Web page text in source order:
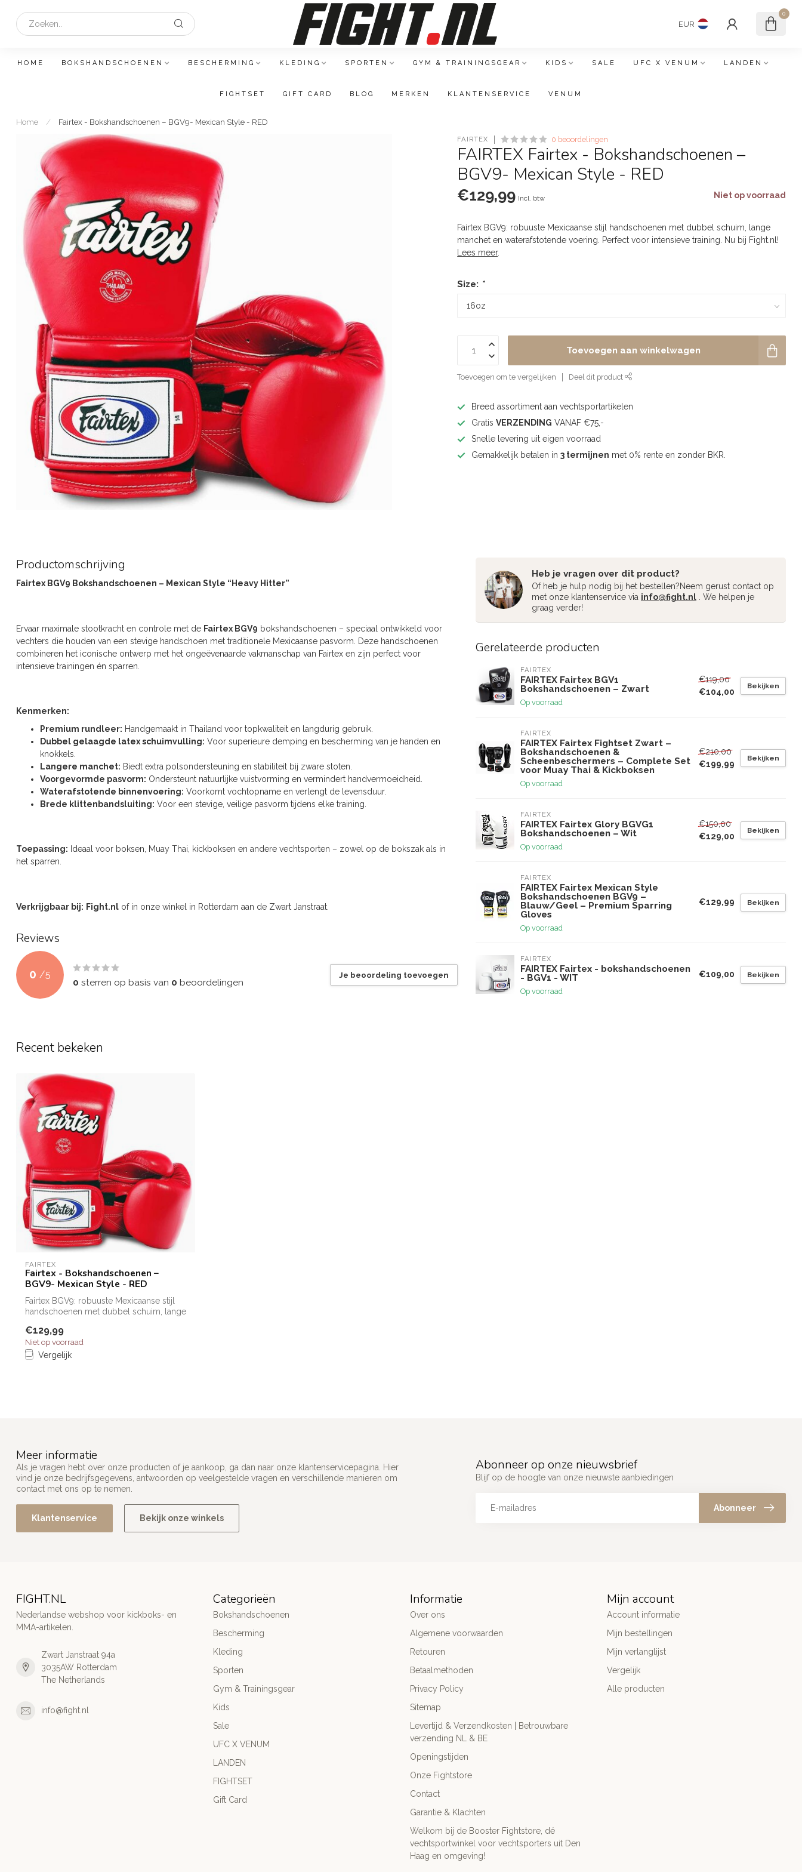
EUR
0
HOME BOKSHANDSCHOENEN BESCHERMING KLEDING SPORTEN GYM & TRAININGSGEAR KIDS SALE UFC X VENUM LANDEN
FIGHTSET GIFT CARD BLOG MERKEN KLANTENSERVICE VENUM
Home / Fairtex - Bokshandschoenen – BGV9- Mexican Style - RED
FAIRTEX 0 beoordelingen
FAIRTEX Fairtex - Bokshandschoenen –
BGV9- Mexican Style - RED
€129,99 Incl. btw Niet op voorraad
Fairtex BGV9: robuuste Mexicaanse stijl handschoenen met dubbel schuim, lange
manchet en waterafstotende voering. Perfect voor intensieve training. Nu bij Fight.nl!
Lees meer.
Size: *
Toevoegen aan winkelwagen
Toevoegen om te vergelijken Deel dit product
Breed assortiment aan vechtsportartikelen
GratisVERZENDING VANAF €75,-
Snelle levering uit eigen voorraad
Gemakkelijk betalen in3 termijnen met 0% rente en zonder BKR.
Productomschrijving
Fairtex BGV9 Bokshandschoenen – Mexican Style “Heavy Hitter”
Ervaar maximale stootkracht en controle met de Fairtex BGV9 bokshandschoenen – speciaal ontwikkeld voor
vechters die houden van een stevige handschoen met traditionele Mexicaanse pasvorm. Deze handschoenen
combineren het iconische ontwerp met het ongeëvenaarde vakmanschap van Fairtex en zijn perfect voor
intensieve trainingen én sparren.
Kenmerken:
Premium rundleer: Handgemaakt in Thailand voor topkwaliteit en langdurig gebruik.
Dubbel gelaagde latex schuimvulling: Voor superieure demping en bescherming van je handen en
knokkels.
Langere manchet: Biedt extra polsondersteuning en stabiliteit bij zware stoten.
Voorgevormde pasvorm: Ondersteunt natuurlijke vuistvorming en vermindert handvermoeidheid.
Waterafstotende binnenvoering: Voorkomt vochtopname en verlengt de levensduur.
Brede klittenbandsluiting: Voor een stevige, veilige pasvorm tijdens elke training.
Toepassing: Ideaal voor boksen, Muay Thai, kickboksen en andere vechtsporten – zowel op de bokszak als in
het sparren.
Verkrijgbaar bij: Fight.nl of in onze winkel in Rotterdam aan de Zwart Janstraat.
Reviews
0 /5
0 sterren op basis van 0 beoordelingen
Je beoordeling toevoegen
Heb je vragen over dit product?
Of heb je hulp nodig bij het bestellen?Neem gerust contact op
met onze klantenservice via info@fight.nl . We helpen je
graag verder!
Gerelateerde producten
FAIRTEX
FAIRTEX Fairtex BGV1
Bokshandschoenen – Zwart
Op voorraad
€119,00
€104,00
Bekijken
FAIRTEX
FAIRTEX Fairtex Fightset Zwart –
Bokshandschoenen &
Scheenbeschermers – Complete Set
voor Muay Thai & Kickboksen
Op voorraad
€210,00
€199,99
Bekijken
FAIRTEX
FAIRTEX Fairtex Glory BGVG1
Bokshandschoenen – Wit
Op voorraad
€150,00
€129,00
Bekijken
FAIRTEX
FAIRTEX Fairtex Mexican Style
Bokshandschoenen BGV9 –
Blauw/Geel – Premium Sparring
Gloves
Op voorraad
€129,99 Bekijken
FAIRTEX
FAIRTEX Fairtex - bokshandschoenen
- BGV1 - WIT
Op voorraad
€109,00 Bekijken
Recent bekeken
FAIRTEX
Fairtex - Bokshandschoenen –
BGV9- Mexican Style - RED
Fairtex BGV9: robuuste Mexicaanse stijl
handschoenen met dubbel schuim, lange
€129,99
Niet op voorraad
Vergelijk
Meer informatie
Als je vragen hebt over onze producten of je aankoop, ga dan naar onze klantenservicepagina. Hier
vind je onze bedrijfsgegevens, antwoorden op veelgestelde vragen en verschillende manieren om
contact met ons op te nemen.
Klantenservice Bekijk onze winkels
Abonneer op onze nieuwsbrief
Blijf op de hoogte van onze nieuwste aanbiedingen
Abonneer
FIGHT.NL
Nederlandse webshop voor kickboks- en
MMA-artikelen.
Zwart Janstraat 94a
3035AW Rotterdam
The Netherlands
info@fight.nl
Categorieën
Bokshandschoenen
Bescherming
Kleding
Sporten
Gym & Trainingsgear
Kids
Sale
UFC X VENUM
LANDEN
FIGHTSET
Gift Card
Informatie
Over ons
Algemene voorwaarden
Retouren
Betaalmethoden
Privacy Policy
Sitemap
Levertijd & Verzendkosten | Betrouwbare
verzending NL & BE
Openingstijden
Onze Fightstore
Contact
Garantie & Klachten
Welkom bij de Booster Fightstore, dé
vechtsportwinkel voor vechtsporters uit Den
Haag en omgeving!
Mijn account
Account informatie
Mijn bestellingen
Mijn verlanglijst
Vergelijk
Alle producten